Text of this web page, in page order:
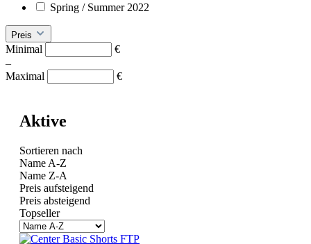
Spring / Summer 2022
Preis
Minimal
€
–
Maximal
€
Aktive
Sortieren nach
Name A-Z
Name Z-A
Preis aufsteigend
Preis absteigend
Topseller